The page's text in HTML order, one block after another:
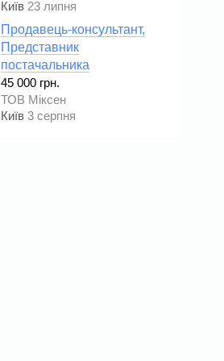
Київ 23 липня
Продавець-консультант,
Представник
постачальника
45 000 грн.
ТОВ Міксен
Київ 3 серпня